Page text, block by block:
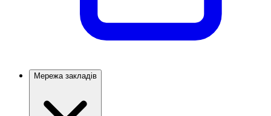
Мережа закладів